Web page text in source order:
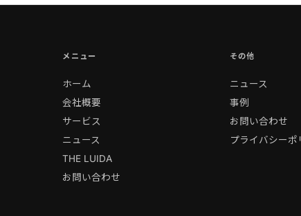
メニュー
ホーム
会社概要
サービス
ニュース
THE LUIDA
お問い合わせ
その他
ニュース
事例
お問い合わせ
プライバシーポ